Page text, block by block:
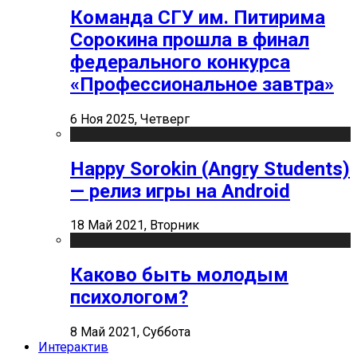
Команда СГУ им. Питирима
Сорокина прошла в финал
федерального конкурса
«Профессиональное завтра»
6 Ноя 2025, Четверг
Happy Sorokin (Angry Students)
— релиз игры на Android
18 Май 2021, Вторник
Каково быть молодым
психологом?
8 Май 2021, Суббота
Интерактив